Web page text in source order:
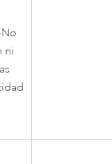
No
ni